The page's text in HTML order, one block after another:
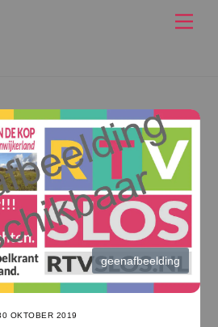
geenafbeelding
OKTOBER 2019